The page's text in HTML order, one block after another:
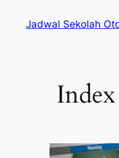
Jadwal Sekolah